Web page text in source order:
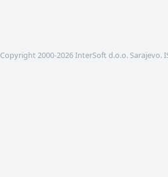
Copyright 2000-2026 InterSoft d.o.o. Sarajevo.